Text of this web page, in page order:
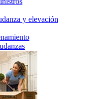
y elevación